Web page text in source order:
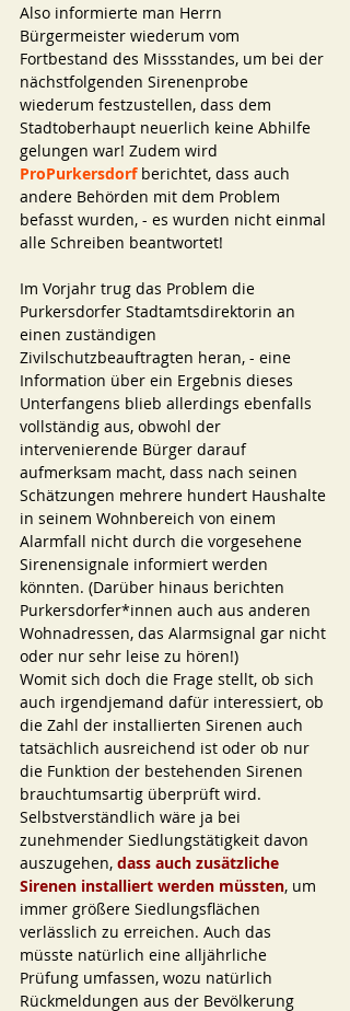
Also informierte man Herrn
Bürgermeister wiederum vom
Fortbestand des Missstandes, um bei der
nächstfolgenden Sirenenprobe
wiederum festzustellen, dass dem
Stadtoberhaupt neuerlich keine Abhilfe
gelungen war! Zudem wird
ProPurkersdorf berichtet, dass auch
andere Behörden mit dem Problem
befasst wurden, - es wurden nicht einmal
alle Schreiben beantwortet!
Im Vorjahr trug das Problem die
Purkersdorfer Stadtamtsdirektorin an
einen zuständigen
Zivilschutzbeauftragten heran, - eine
Information über ein Ergebnis dieses
Unterfangens blieb allerdings ebenfalls
vollständig aus, obwohl der
intervenierende Bürger darauf
aufmerksam macht, dass nach seinen
Schätzungen mehrere hundert Haushalte
in seinem Wohnbereich von einem
Alarmfall nicht durch die vorgesehene
Sirenensignale informiert werden
könnten. (Darüber hinaus berichten
Purkersdorfer*innen auch aus anderen
Wohnadressen, das Alarmsignal gar nicht
oder nur sehr leise zu hören!)
Womit sich doch die Frage stellt, ob sich
auch irgendjemand dafür interessiert, ob
die Zahl der installierten Sirenen auch
tatsächlich ausreichend ist oder ob nur
die Funktion der bestehenden Sirenen
brauchtumsartig überprüft wird.
Selbstverständlich wäre ja bei
zunehmender Siedlungstätigkeit davon
auszugehen, dass auch zusätzliche
Sirenen installiert werden müssten, um
immer größere Siedlungsflächen
verlässlich zu erreichen. Auch das
müsste natürlich eine alljährliche
Prüfung umfassen, wozu natürlich
Rückmeldungen aus der Bevölkerung